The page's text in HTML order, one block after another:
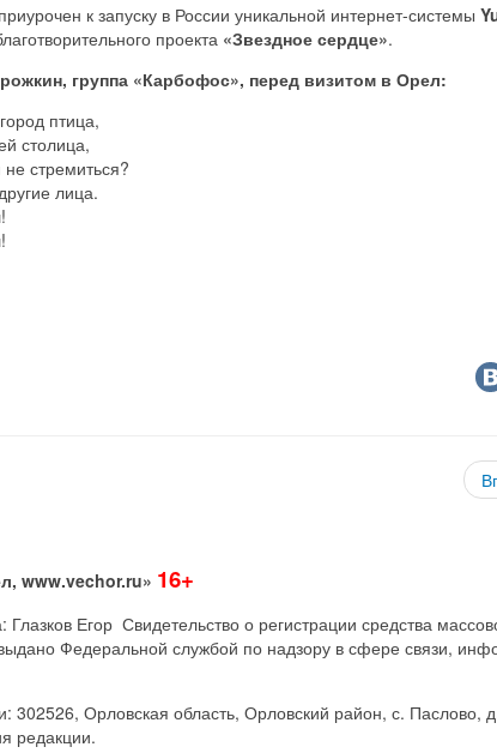
к запуску в России уникальной интернет-системы
проекта «Звездное сердце».
группа «Карбофос», перед визитом в Орел:
птица,
столица,
стремиться?
лица.
www.vechor.ru» 16+
Глазков Егор Свидетельство о регистрации средства
Федеральной службой по надзору в сфере связи,
302526, Орловская область, Орловский район, с.
редакции.